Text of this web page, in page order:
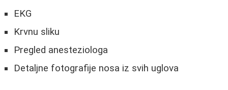
EKG
Krvnu sliku
Pregled anesteziologa
Detaljne fotografije nosa iz svih uglova